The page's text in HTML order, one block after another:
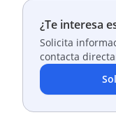
¿Te interesa
Solicita
contacta